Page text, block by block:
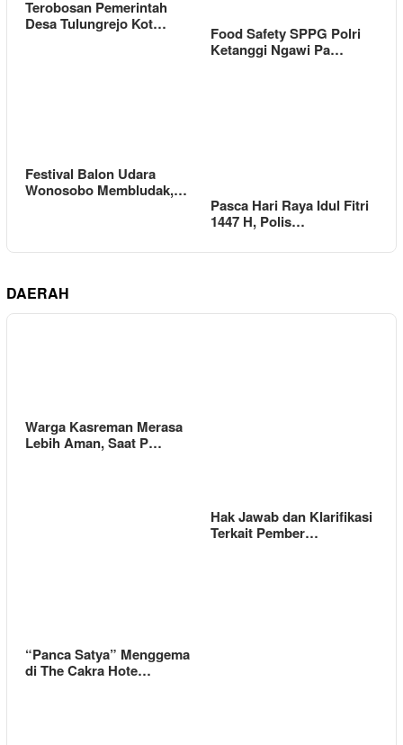
Terobosan Pemerintah
Desa Tulungrejo Kot…
Food Safety SPPG Polri
Ketanggi Ngawi Pa…
Festival Balon Udara
Wonosobo Membludak,…
Pasca Hari Raya Idul Fitri
1447 H, Polis…
DAERAH
Warga Kasreman Merasa
Lebih Aman, Saat P…
Hak Jawab dan Klarifikasi
Terkait Pember…
“Panca Satya” Menggema
di The Cakra Hote…